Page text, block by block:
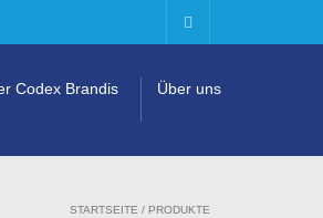
Codex Brandis Über uns
STARTSEITE / PRODUKTE